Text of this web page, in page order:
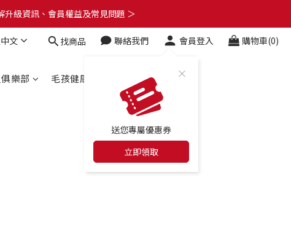
級資訊、會員權益及常見問題 ＞
級資訊、會員權益及常見問題 ＞
惠 🎁
文 找商品 聯絡我們 會員登入
送您專屬優惠券
立即領取
購物車(0)
樂部 毛孩健康百科
合作店家